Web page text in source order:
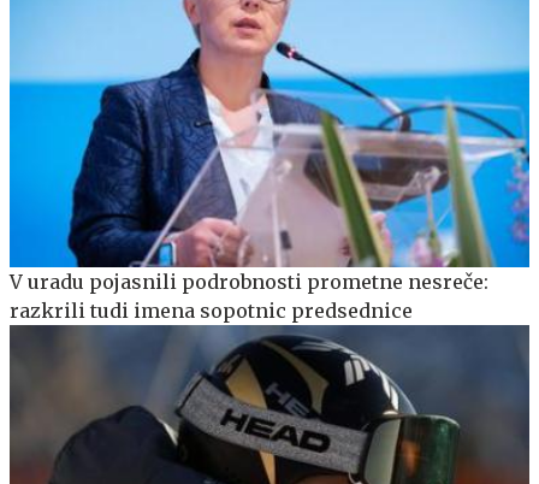
V uradu pojasnili podrobnosti prometne nesreče:
razkrili tudi imena sopotnic predsednice